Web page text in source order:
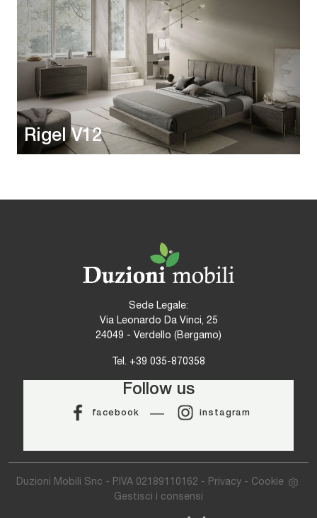
Rigel V12
Sede Legale:
Via Leonardo Da Vinci, 25
24049 - Verdello (Bergamo)
Tel. +39 035-870358
Follow us
facebook instagram
Duzioni Mobili Snc - P.IVA 02189110162 - Privacy- Cookie
Gestisci i consensi